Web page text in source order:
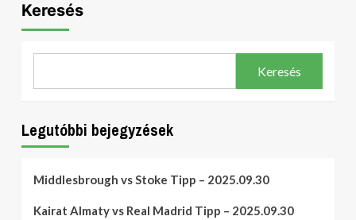
Keresés
Keresés
Legutóbbi bejegyzések
Middlesbrough vs Stoke Tipp – 2025.09.30
Kairat Almaty vs Real Madrid Tipp – 2025.09.30